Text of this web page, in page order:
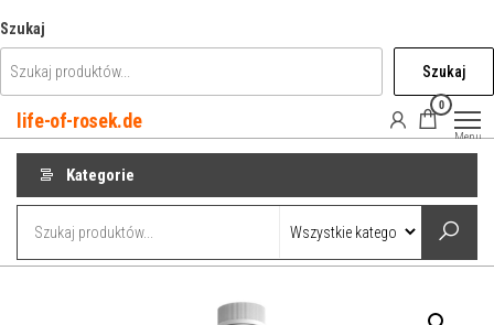
do
treści
Szukaj
Szukaj
life-of-rosek.de
0
Menu
Kategorie